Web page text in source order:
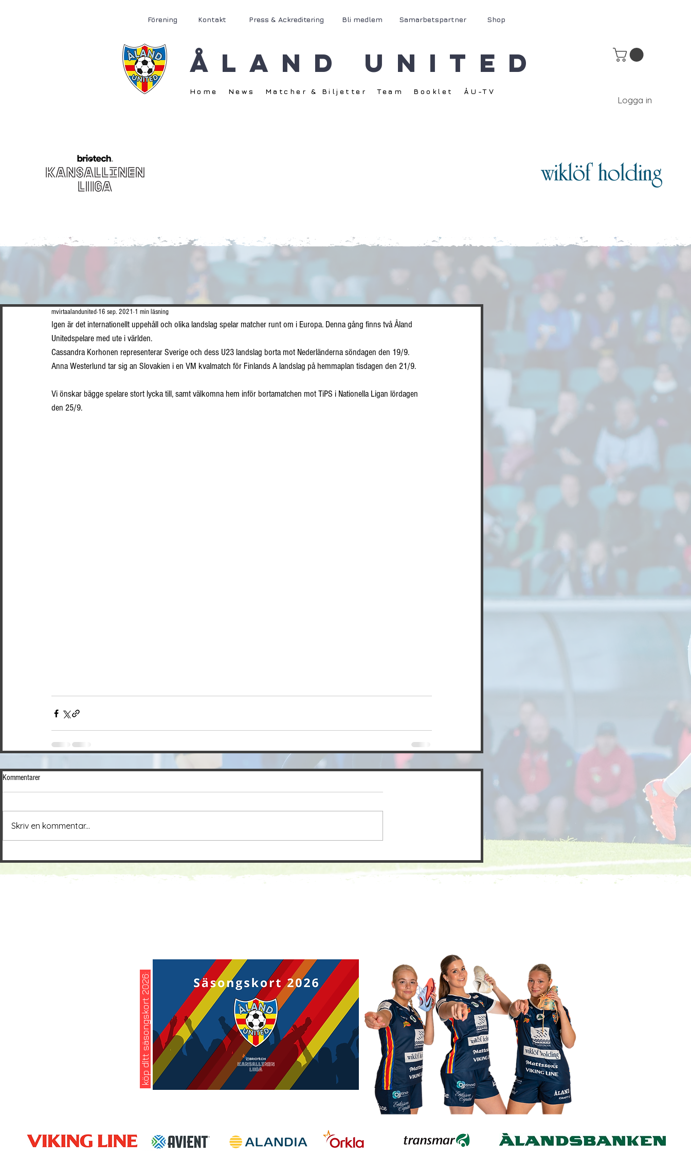
Förening Kontakt Press & Ackreditering Bli medlem Samarbetspartner Shop
Åland United
Home News Matcher & Biljetter Team Booklet ÅU-TV
Logga in
mvirtaalandunited 16 sep. 2021 1 min läsning
Igen är det internationellt uppehåll och olika landslag spelar matcher runt om i Europa. Denna gång finns två Åland
Unitedspelare med ute i världen.
Cassandra Korhonen representerar Sverige och dess U23 landslag borta mot Nederländerna söndagen den 19/9.
Anna Westerlund tar sig an Slovakien i en VM kvalmatch för Finlands A landslag på hemmaplan tisdagen den 21/9.
Vi önskar bägge spelare stort lycka till, samt välkomna hem inför bortamatchen mot TiPS i Nationella Ligan lördagen
den 25/9.
Kommentarer
Skriv en kommentar...
köp ditt säsongskort 2026: